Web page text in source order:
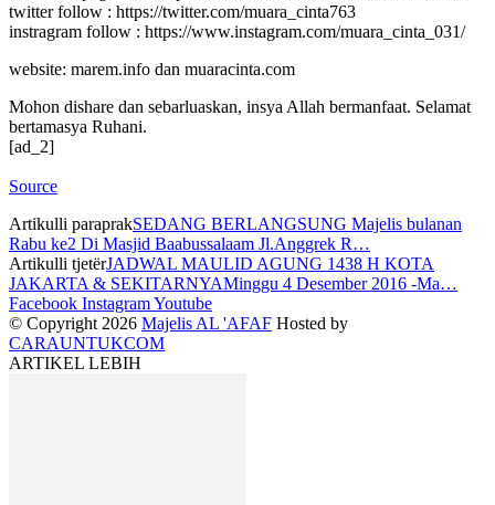
twitter follow : https://twitter.com/muara_cinta763
instragram follow : https://www.instagram.com/muara_cinta_031/
website: marem.info dan muaracinta.com
Mohon dishare dan sebarluaskan, insya Allah bermanfaat. Selamat
bertamasya Ruhani.
[ad_2]
Source
Artikulli paraprakSEDANG BERLANGSUNG Majelis bulanan
Rabu ke2 Di Masjid Baabussalaam Jl.Anggrek R…
Artikulli tjetërJADWAL MAULID AGUNG 1438 H KOTA
JAKARTA & SEKITARNYAMinggu 4 Desember 2016 -Ma…
Facebook InstagramYoutube
© Copyright 2026 Majelis AL 'AFAF Hosted by
CARAUNTUKCOM
ARTIKEL LEBIH